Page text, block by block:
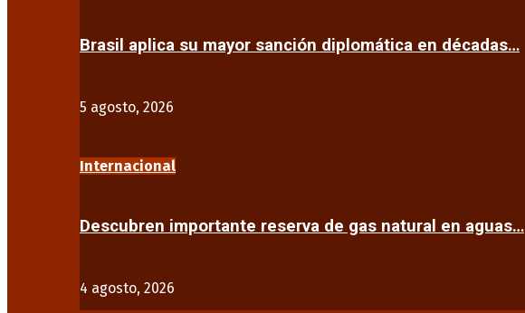
Brasil aplica su mayor sanción diplomática en décadas…
5 agosto, 2026
Internacional
Descubren importante reserva de gas natural en aguas…
4 agosto, 2026